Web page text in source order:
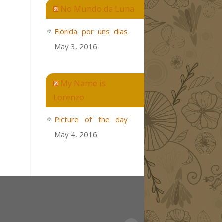
No Mundo da Luna
Flórida por uns dias
May 3, 2016
My Name is
Lorenzo
Picture of the day
May 4, 2016